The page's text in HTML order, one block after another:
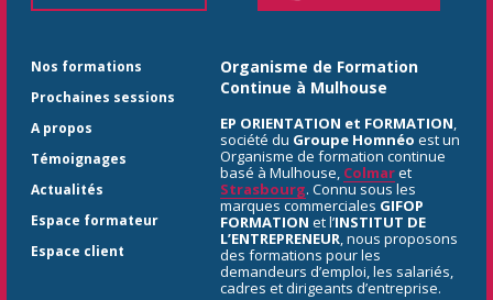
Nos formations
Prochaines sessions
A propos
Témoignages
Actualités
Espace formateur
Espace client
Organisme de Formation
Continue à Mulhouse
EP ORIENTATION et FORMATION,
société du Groupe Homnéo est un
Organisme de formation continue
basé à Mulhouse, Colmaret
Strasbourg. Connu sous les
marques commerciales GIFOP
FORMATION et l’INSTITUT DE
L’ENTREPRENEUR, nous proposons
des formations pour les
demandeurs d’emploi, les salariés,
cadres et dirigeants d’entreprise.